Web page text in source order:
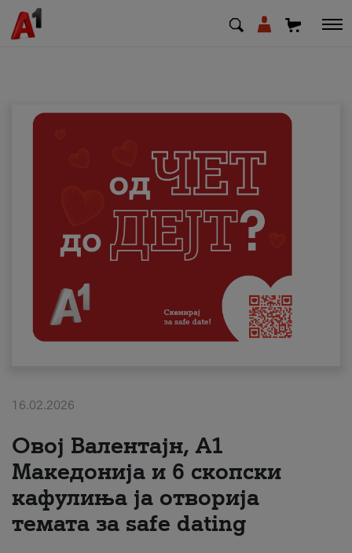
Деловни
Поддршка
Надополни кредит
Плати сметка
#ПодобарОнлајн
16.02.2026
Овој Валентајн, A1
Македонија и 6 скопски
кафулиња ја отворија
темата за safe dating